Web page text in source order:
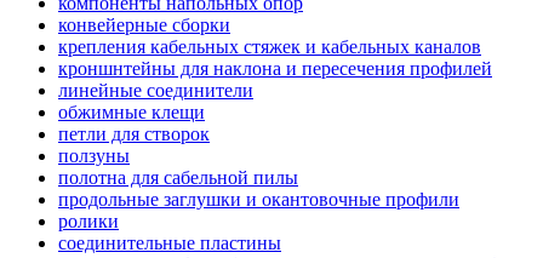
конвейерные сборки
крепления кабельных стяжек и кабельных каналов
кроншнтейны для наклона и пересечения профилей
линейные соединители
обжимные клещи
петли для створок
ползуны
полотна для сабельной пилы
продольные заглушки и окантовочные профили
ролики
соединительные пластины